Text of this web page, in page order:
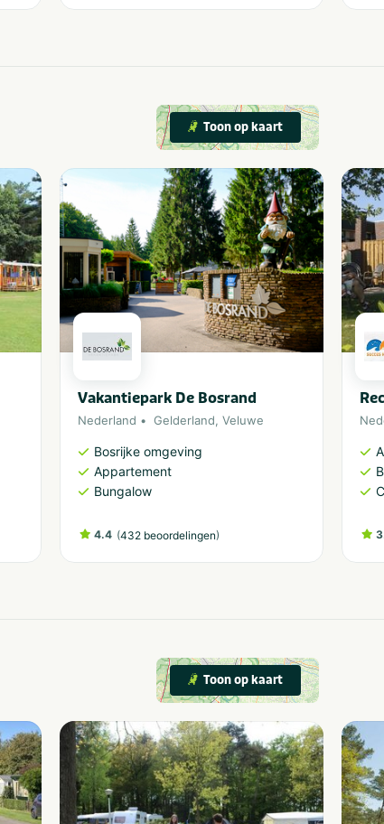
Toon op kaart
Vakantiepark De Bosrand
Nederland Gelderland, Veluwe
Bosrijke omgeving
Appartement
Bungalow
4.4 (432 beoordelingen)
Toon op kaart